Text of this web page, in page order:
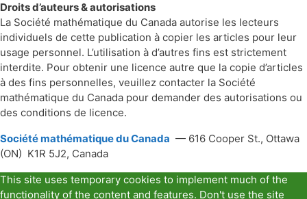
Droits d’auteurs & autorisations
La Société mathématique du Canada autorise les lecteurs
individuels de cette publication à copier les articles pour leur
usage personnel. L’utilisation à d’autres fins est strictement
interdite. Pour obtenir une licence autre que la copie d’articles
à des fins personnelles, veuillez contacter la Société
mathématique du Canada pour demander des autorisations ou
des conditions de licence.
Société mathématique du Canada — 616 Cooper St., Ottawa
(ON) K1R 5J2, Canada
This site uses temporary cookies to implement much of the
functionality of the content and features. Don't use the site